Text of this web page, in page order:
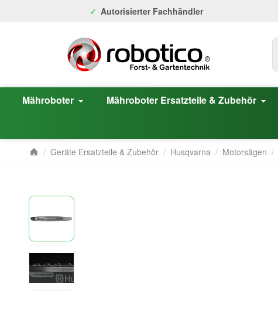
Autorisierter Fachhändler
Mähroboter Mähroboter Ersatzteile & Zubehör
/ Geräte Ersatzteile & Zubehör / Husqvarna / Motorsägen /